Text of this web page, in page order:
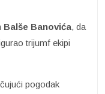
Balše Banovića, da
trijumf ekipi
pogodak